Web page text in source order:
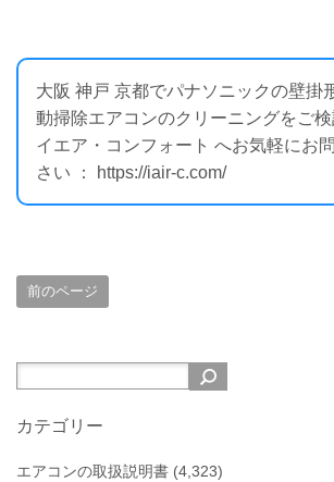
大阪 神戸 京都でパナソニックの壁掛
動掃除エアコンのクリーニングをご
イエア・コンフォート へお気軽にお
さい ： https://iair-c.com/
前のページ
カテゴリー
エアコンの取扱説明書 (4,323)